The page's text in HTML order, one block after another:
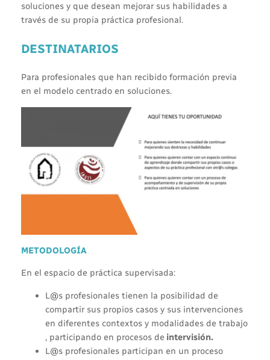
soluciones y que desean mejorar sus habilidades a
través de su propia práctica profesional.
DESTINATARIOS
Para profesionales que han recibido formación previa
en el modelo centrado en soluciones.
METODOLOGÍA
En el espacio de práctica supervisada:
L@s profesionales tienen la posibilidad de
compartir sus propios casos y sus intervenciones
en diferentes contextos y modalidades de trabajo
, participando en procesos de intervisión.
L@s profesionales participan en un proceso